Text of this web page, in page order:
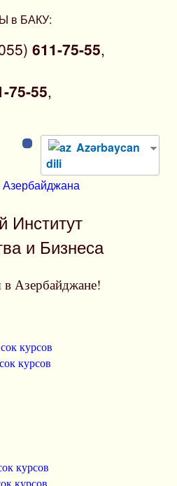
в БАКУ:
611-75-55,
75-55,
Azərbaycan
dili
Институт
и Бизнеса
Азербайджане!
курсов
курсов
курсов
курсов